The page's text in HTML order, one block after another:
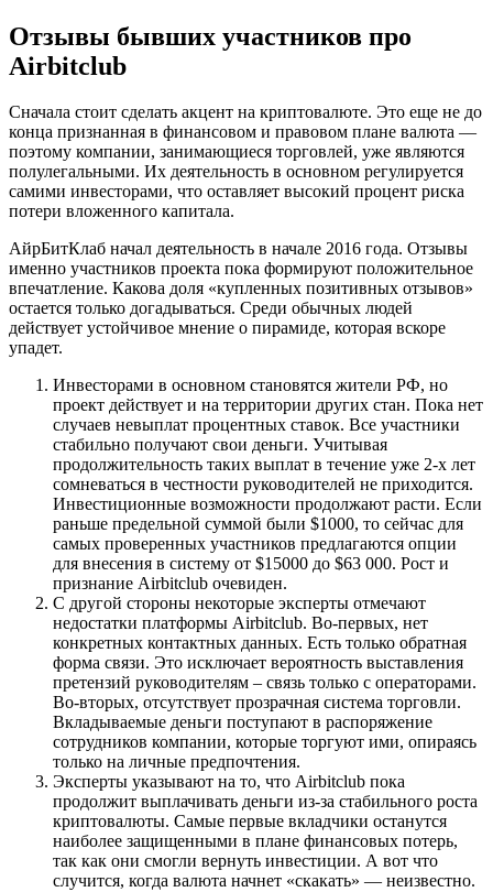
Отзывы бывших участников про
Airbitclub
Сначала стоит сделать акцент на криптовалюте. Это еще не до
конца признанная в финансовом и правовом плане валюта —
поэтому компании, занимающиеся торговлей, уже являются
полулегальными. Их деятельность в основном регулируется
самими инвесторами, что оставляет высокий процент риска
потери вложенного капитала.
АйрБитКлаб начал деятельность в начале 2016 года. Отзывы
именно участников проекта пока формируют положительное
впечатление. Какова доля «купленных позитивных отзывов»
остается только догадываться. Среди обычных людей
действует устойчивое мнение о пирамиде, которая вскоре
упадет.
Инвесторами в основном становятся жители РФ, но
проект действует и на территории других стан. Пока нет
случаев невыплат процентных ставок. Все участники
стабильно получают свои деньги. Учитывая
продолжительность таких выплат в течение уже 2-х лет
сомневаться в честности руководителей не приходится.
Инвестиционные возможности продолжают расти. Если
раньше предельной суммой были $1000, то сейчас для
самых проверенных участников предлагаются опции
для внесения в систему от $15000 до $63 000. Рост и
признание Airbitclub очевиден.
С другой стороны некоторые эксперты отмечают
недостатки платформы Airbitclub. Во-первых, нет
конкретных контактных данных. Есть только обратная
форма связи. Это исключает вероятность выставления
претензий руководителям – связь только с операторами.
Во-вторых, отсутствует прозрачная система торговли.
Вкладываемые деньги поступают в распоряжение
сотрудников компании, которые торгуют ими, опираясь
только на личные предпочтения.
Эксперты указывают на то, что Airbitclub пока
продолжит выплачивать деньги из-за стабильного роста
криптовалюты. Самые первые вкладчики останутся
наиболее защищенными в плане финансовых потерь,
так как они смогли вернуть инвестиции. А вот что
случится, когда валюта начнет «скакать» — неизвестно.